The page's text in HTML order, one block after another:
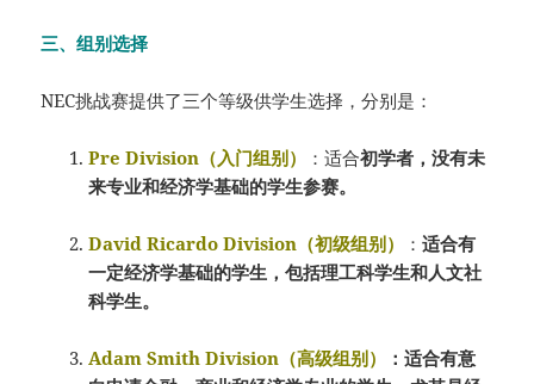
三、组别选择
NEC挑战赛提供了三个等级供学生选择，分别是：
Pre Division（入门组别） ：适合初学者，没有未
来专业和经济学基础的学生参赛。
David Ricardo Division（初级组别） ：适合有
一定经济学基础的学生，包括理工科学生和人文社
科学生。
Adam Smith Division（高级组别）
：适合有意